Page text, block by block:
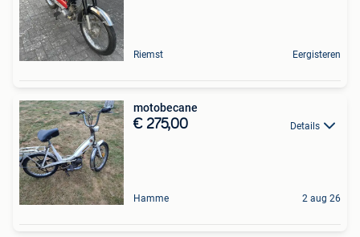
Riemst Eergisteren
motobecane
€ 275,00 Details
Hamme 2 aug 26